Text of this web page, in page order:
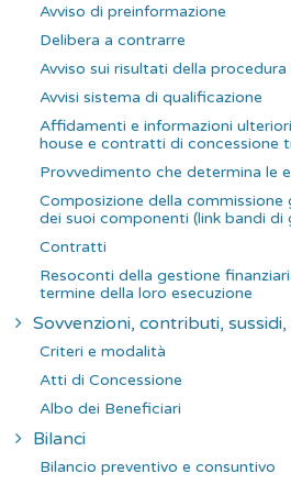
Avviso di preinformazione
Delibera a contrarre
Avviso sui risultati della
Avvisi sistema di qualificazione
Affidamenti e informazioni
house e contratti di concessione
Provvedimento che determina le
Composizione della commissione
dei suoi componenti (link bandi di
Contratti
Resoconti della gestione
termine della loro esecuzione
Sovvenzioni, contributi,
Criteri e modalità
Atti di Concessione
Albo dei Beneficiari
Bilanci
Bilancio preventivo e consuntivo